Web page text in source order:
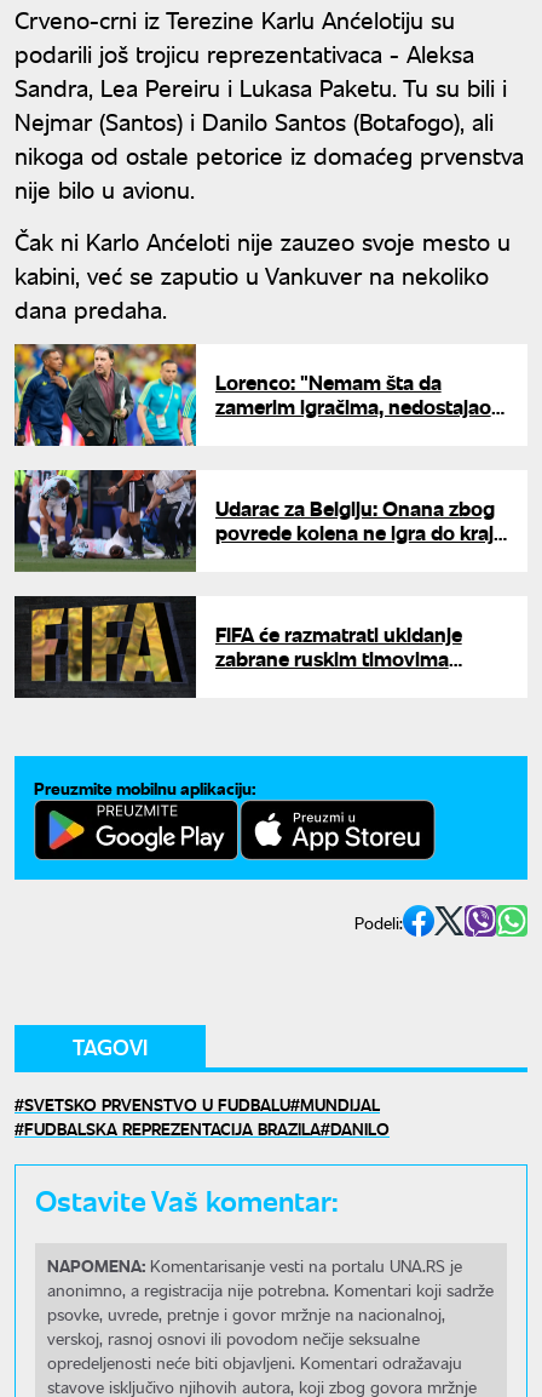
Crveno-crni iz Terezine Karlu Anćelotiju su
podarili još trojicu reprezentativaca - Aleksa
Sandra, Lea Pereiru i Lukasa Paketu. Tu su bili i
Nejmar (Santos) i Danilo Santos (Botafogo), ali
nikoga od ostale petorice iz domaćeg prvenstva
nije bilo u avionu.
Čak ni Karlo Anćeloti nije zauzeo svoje mesto u
kabini, već se zaputio u Vankuver na nekoliko
dana predaha.
Lorenco: "Nemam šta da
zamerim igračima, nedostajao
Udarac za Belgiju: Onana zbog
povrede kolena ne igra do kraja
FIFA će razmatrati ukidanje
zabrane ruskim timovima
Preuzmite mobilnu aplikaciju:
Podeli:
TAGOVI
SVETSKO PRVENSTVO U FUDBALU MUNDIJAL
FUDBALSKA REPREZENTACIJA BRAZILA DANILO
Ostavite Vaš komentar:
NAPOMENA: Komentarisanje vesti na portalu UNA.RS je
anonimno, a registracija nije potrebna. Komentari koji sadrže
psovke, uvrede, pretnje i govor mržnje na nacionalnoj,
verskoj, rasnoj osnovi ili povodom nečije seksualne
opredeljenosti neće biti objavljeni. Komentari odražavaju
stavove isključivo njihovih autora, koji zbog govora mržnje